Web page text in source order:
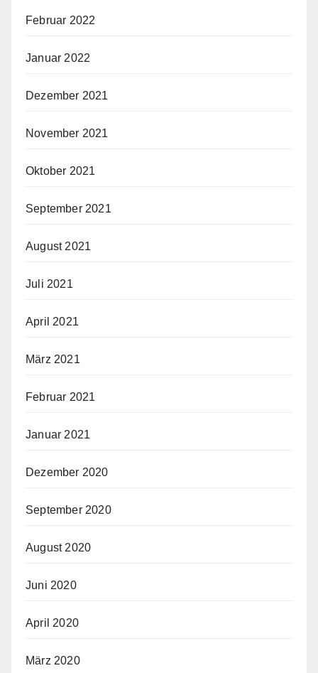
Februar 2022
Januar 2022
Dezember 2021
November 2021
Oktober 2021
September 2021
August 2021
Juli 2021
April 2021
März 2021
Februar 2021
Januar 2021
Dezember 2020
September 2020
August 2020
Juni 2020
April 2020
März 2020